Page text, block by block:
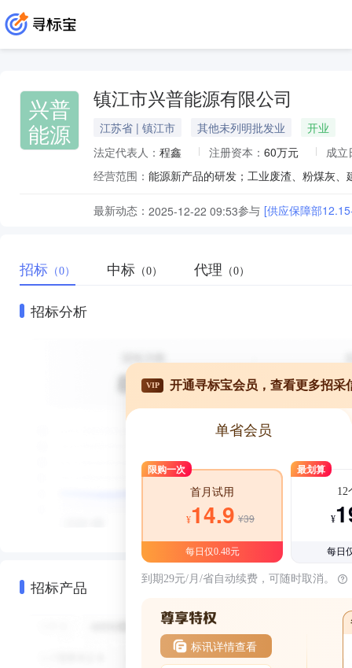
兴普
能源
镇江市兴普能源有限公司
江苏省 | 镇江市 其他未列明批发业
开业
法定代表人： 程鑫 注册资本： 60万元
成立
经营范围：
最新动态： 2025-12-22 09:53参与 [供应保障部
招标 （0） 中标 （0） 代理 （0）
招标分析
招标产品
VIP 开通寻标宝会员，查看更多招采
单省会员
限购一次
首月试用
¥14.9 ¥39
每日仅0.48元
最划算
12
¥
每日
到期29元/月/省自动续费，可随时取消。
标讯详情查看